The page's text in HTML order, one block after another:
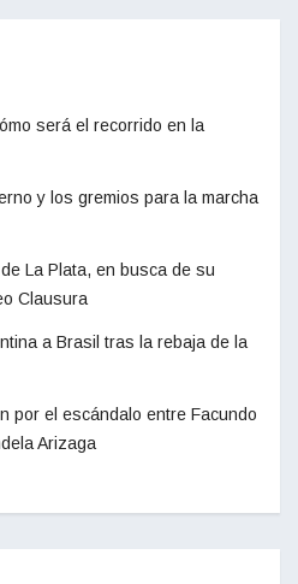
será el recorrido en la
y los gremios para la marcha
La Plata, en busca de su
Clausura
a Brasil tras la rebaja de la
por el escándalo entre Facundo
Arizaga